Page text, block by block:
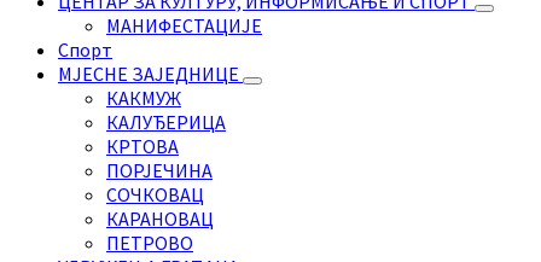
МАНИФЕСТАЦИЈЕ
Спорт
МЈЕСНЕ ЗАЈЕДНИЦЕ
КАКМУЖ
КАЛУЂЕРИЦА
КРТОВА
ПОРЈЕЧИНА
СОЧКОВАЦ
КАРАНОВАЦ
ПЕТРОВО